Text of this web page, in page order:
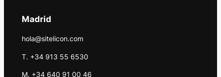
Madrid
hola@sitelicon.com
T. +34 913 55 6530
M. +34 640 91 00 46